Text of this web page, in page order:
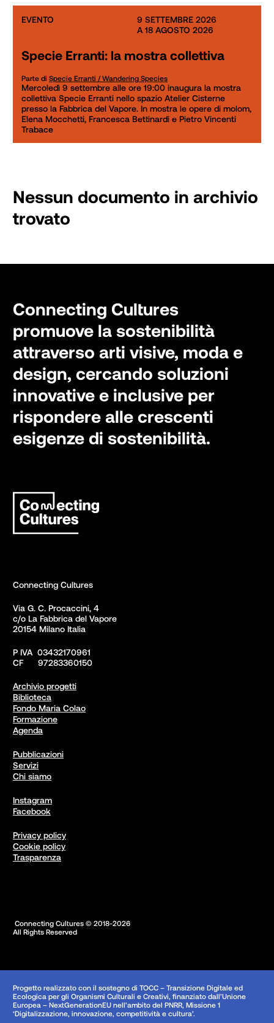
EVENTO
9 SETTEMBRE 2026
A 18 AGOSTO 2026
Specie Erranti: la mostra collettiva
Parte di Specie Erranti / Wandering Species
Mercoledì 9 settembre alle ore 19:00 inaugura la mostra
collettiva Specie Erranti nello spazio Atelier Cisterne
presso la Fabbrica del Vapore. In mostra le opere di molom,
Elena Mocchetti, Francesca Bettinardi e Pietro Vincenti
Trabace
Nessun documento in archivio
trovato
Connecting Cultures
promuove la sostenibilità
attraverso arti visive, moda e
design, cercando soluzioni
innovative e inclusive per
rispondere alle crescenti
esigenze di sostenibilità.
Connecting Cultures
Via G. C. Procaccini, 4
c/o La Fabbrica del Vapore
20154 Milano Italia
P IVA  03432170961
CF      97283360150
Archivio progetti
Biblioteca
Fondo Maria Colao
Formazione
Agenda
Pubblicazioni
Servizi
Chi siamo
Instagram
Facebook
Privacy policy
Cookie policy
Trasparenza
All Rights Reserved
Progetto realizzato con il sostegno di TOCC – Transizione Digitale ed
Ecologica per gli Organismi Culturali e Creativi, finanziato dall’Unione
Europea – NextGenerationEU nell’ambito del PNRR, Missione 1
‘Digitalizzazione, innovazione, competitività e cultura’.